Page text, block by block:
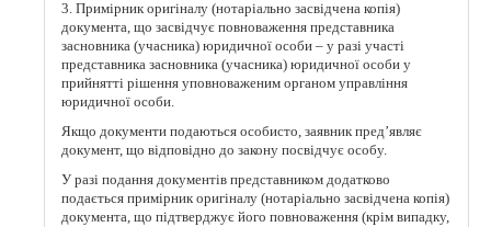
3. Примірник оригіналу (нотаріально засвідчена копія)
документа, що засвідчує повноваження представника
засновника (учасника) юридичної особи – у разі участі
представника засновника (учасника) юридичної особи у
прийнятті рішення уповноваженим органом управління
юридичної особи.
Якщо документи подаються особисто, заявник пред’являє
документ, що відповідно до закону посвідчує особу.
У разі подання документів представником додатково
подається примірник оригіналу (нотаріально засвідчена копія)
документа, що підтверджує його повноваження (крім випадку,